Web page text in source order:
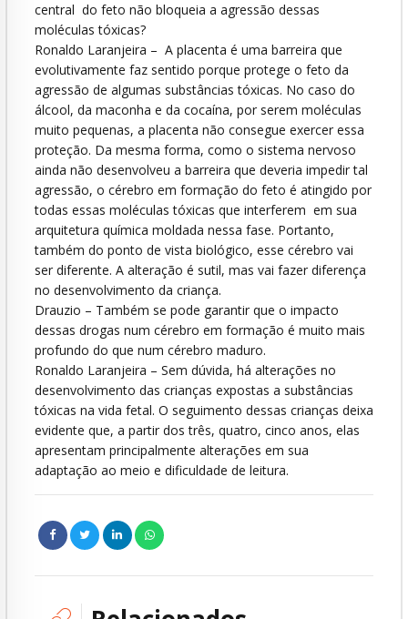
central do feto não bloqueia a agressão dessas
moléculas tóxicas?
Ronaldo Laranjeira – A placenta é uma barreira que
evolutivamente faz sentido porque protege o feto da
agressão de algumas substâncias tóxicas. No caso do
álcool, da maconha e da cocaína, por serem moléculas
muito pequenas, a placenta não consegue exercer essa
proteção. Da mesma forma, como o sistema nervoso
ainda não desenvolveu a barreira que deveria impedir tal
agressão, o cérebro em formação do feto é atingido por
todas essas moléculas tóxicas que interferem em sua
arquitetura química moldada nessa fase. Portanto,
também do ponto de vista biológico, esse cérebro vai
ser diferente. A alteração é sutil, mas vai fazer diferença
no desenvolvimento da criança.
Drauzio – Também se pode garantir que o impacto
dessas drogas num cérebro em formação é muito mais
profundo do que num cérebro maduro.
Ronaldo Laranjeira – Sem dúvida, há alterações no
desenvolvimento das crianças expostas a substâncias
tóxicas na vida fetal. O seguimento dessas crianças deixa
evidente que, a partir dos três, quatro, cinco anos, elas
apresentam principalmente alterações em sua
adaptação ao meio e dificuldade de leitura.